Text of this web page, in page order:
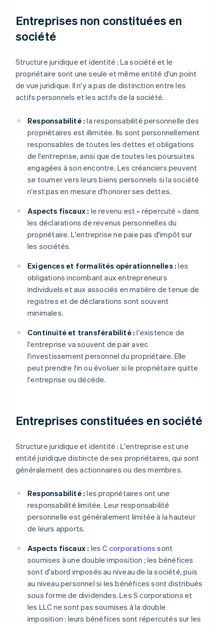
Entreprises non constituées en
société
Structure juridique et identité : La société et le
propriétaire sont une seule et même entité d'un point
de vue juridique. Il n'y a pas de distinction entre les
actifs personnels et les actifs de la société.
Responsabilité : la responsabilité personnelle des
propriétaires est illimitée. Ils sont personnellement
responsables de toutes les dettes et obligations
de l'entreprise, ainsi que de toutes les poursuites
engagées à son encontre. Les créanciers peuvent
se tourner vers leurs biens personnels si la société
n'est pas en mesure d'honorer ses dettes.
Aspects fiscaux : le revenu est « répercuté » dans
les déclarations de revenus personnelles du
propriétaire. L'entreprise ne paie pas d'impôt sur
les sociétés.
Exigences et formalités opérationnelles : les
obligations incombant aux entrepreneurs
individuels et aux associés en matière de tenue de
registres et de déclarations sont souvent
minimales.
Continuité et transférabilité : l'existence de
l'entreprise va souvent de pair avec
l'investissement personnel du propriétaire. Elle
peut prendre fin ou évoluer si le propriétaire quitte
l'entreprise ou décède.
Entreprises constituées en société
Structure juridique et identité : L'entreprise est une
entité juridique distincte de ses propriétaires, qui sont
généralement des actionnaires ou des membres.
Responsabilité : les propriétaires ont une
responsabilité limitée. Leur responsabilité
personnelle est généralement limitée à la hauteur
de leurs apports.
Aspects fiscaux : les C corporations sont
soumises à une double imposition ; les bénéfices
sont d'abord imposés au niveau de la société, puis
au niveau personnel si les bénéfices sont distribués
sous forme de dividendes. Les S corporations et
les LLC ne sont pas soumises à la double
imposition : leurs bénéfices sont répercutés sur les